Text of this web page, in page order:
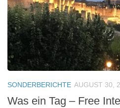
SONDERBERICHTE AUGUST 30,
Was ein Tag – Free